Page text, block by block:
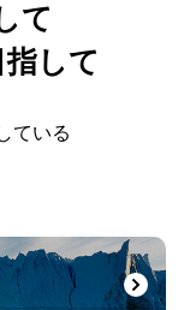
て
して
ている